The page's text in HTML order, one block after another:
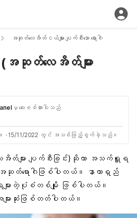
အဆုတ်လေအိတ်ငယ်များ ပျက်စီးသော ရောဂါ
အဆုတ်လေအိတ်များ
မှ ဆေးစစ်ထားပါသည်
· 15/11/2022 တွင် အသစ်ဖြည့်စွက်ခဲ့သည်။
များ ပျက်စီးခြင်း) ဆိုတာ အသက်ရှူရ
ဆုတ်ရောဂါဖြစ်ပါတယ်။
နာတာရှည်
များတဲ့ပုံစံတစ်မျိုး ဖြစ်ပါတယ်။
အများဆုံးဖြစ်တတ်ပါတယ်။